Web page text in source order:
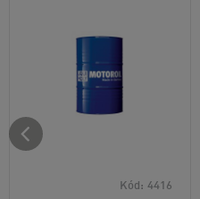
Kód: 4416